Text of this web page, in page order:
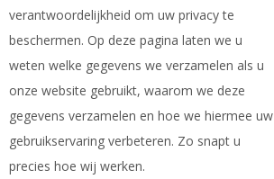
verantwoordelijkheid om uw privacy te
beschermen. Op deze pagina laten we u
weten welke gegevens we verzamelen als u
onze website gebruikt, waarom we deze
gegevens verzamelen en hoe we hiermee uw
gebruikservaring verbeteren. Zo snapt u
precies hoe wij werken.